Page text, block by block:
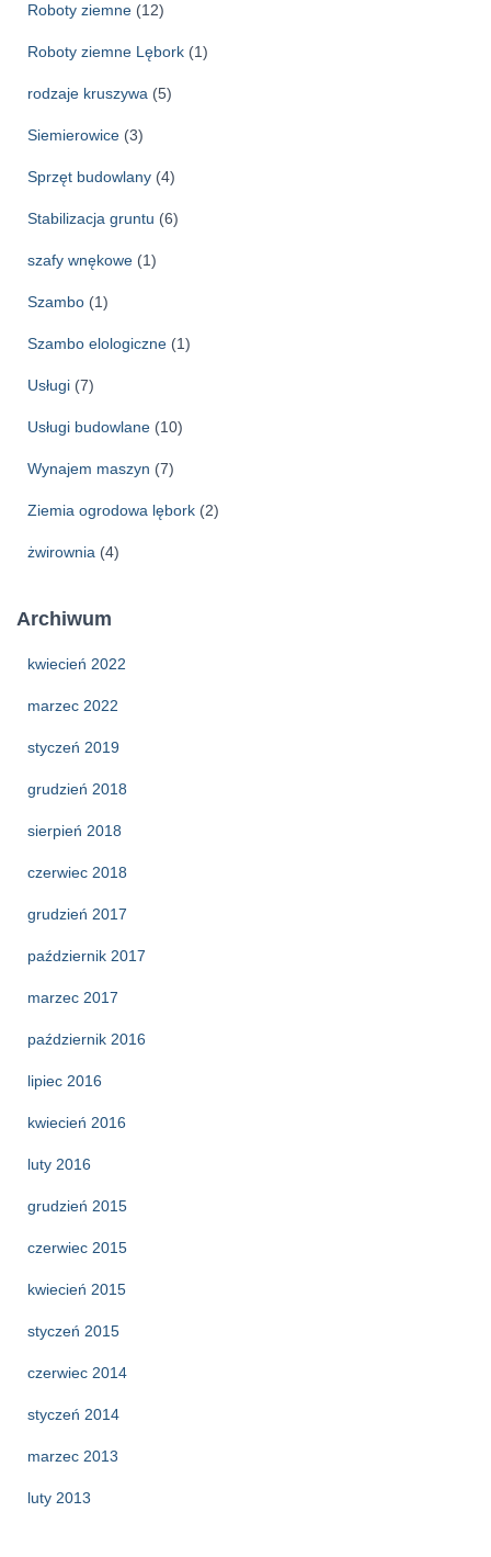
Roboty ziemne (12)
Roboty ziemne Lębork (1)
rodzaje kruszywa (5)
Siemierowice (3)
Sprzęt budowlany (4)
Stabilizacja gruntu (6)
szafy wnękowe (1)
Szambo (1)
Szambo elologiczne (1)
Usługi (7)
Usługi budowlane (10)
Wynajem maszyn (7)
Ziemia ogrodowa lębork (2)
żwirownia (4)
Archiwum
kwiecień 2022
marzec 2022
styczeń 2019
grudzień 2018
sierpień 2018
czerwiec 2018
grudzień 2017
październik 2017
marzec 2017
październik 2016
lipiec 2016
kwiecień 2016
luty 2016
grudzień 2015
czerwiec 2015
kwiecień 2015
styczeń 2015
czerwiec 2014
styczeń 2014
marzec 2013
luty 2013